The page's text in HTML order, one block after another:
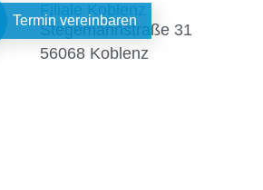
Filiale Koblenz
Stegemannstraße 31
56068 Koblenz
Termin vereinbaren